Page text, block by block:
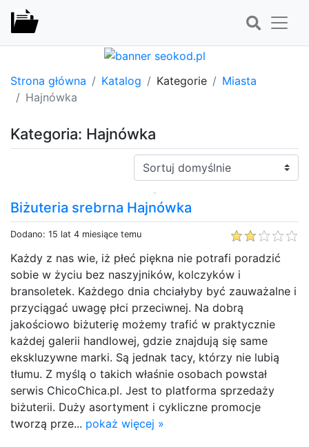
Strona główna Katalog Kategorie
Miasta
Hajnówka
Kategoria: Hajnówka
Sortuj:
Biżuteria srebrna Hajnówka
Dodano: 15 lat 4 miesiące temu
Każdy z nas wie, iż płeć piękna nie potrafi poradzić
sobie w życiu bez naszyjników, kolczyków i
bransoletek. Każdego dnia chciałyby być zauważalne i
przyciągać uwagę płci przeciwnej. Na dobrą
jakościowo biżuterię możemy trafić w praktycznie
każdej galerii handlowej, gdzie znajdują się same
ekskluzywne marki. Są jednak tacy, którzy nie lubią
tłumu. Z myślą o takich właśnie osobach powstał
serwis ChicoChica.pl. Jest to platforma sprzedaży
biżuterii. Duży asortyment i cykliczne promocje
tworzą prze... pokaż więcej »